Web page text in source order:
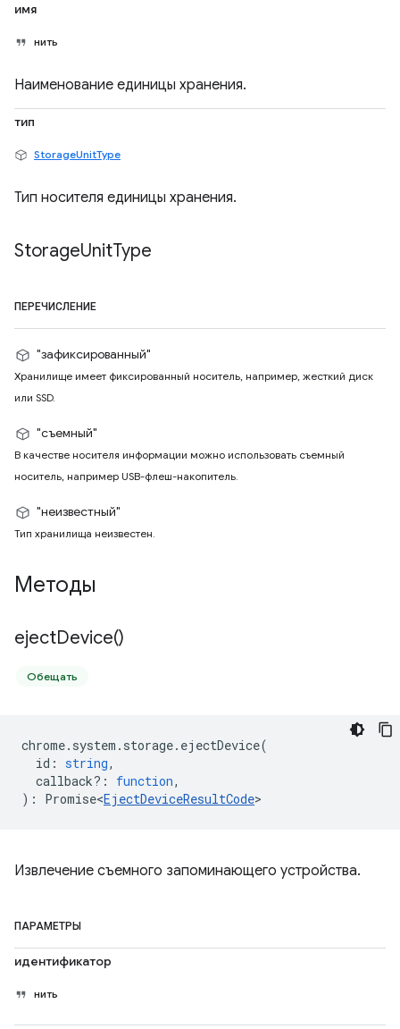
имя
нить
Наименование единицы хранения.
тип
StorageUnitType
Тип носителя единицы хранения.
StorageUnitType
ПЕРЕЧИСЛЕНИЕ
"зафиксированный"
Хранилище имеет фиксированный носитель, например, жесткий диск
или SSD.
"съемный"
В качестве носителя информации можно использовать съемный
носитель, например USB-флеш-накопитель.
"неизвестный"
Тип хранилища неизвестен.
Методы
ejectDevice()
Обещать
chrome. system . storage. ejectDevice(
id : string,
callback? : function,
) : Promise<EjectDeviceResultCode>
Извлечение съемного запоминающего устройства.
ПАРАМЕТРЫ
идентификатор
нить